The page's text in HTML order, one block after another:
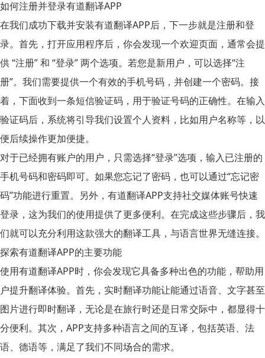
如何注册并登录有道翻译APP
在我们成功下载并安装有道翻译APP后，下一步就是注册和登
录。首先，打开应用程序后，你会发现一个欢迎页面，通常会提
供 “注册” 和 “登录” 两个选项。若您是新用户，可以选择“注
册”。我们需要提供一个有效的手机号码 ，并创建一个密码。接
着，下面收到一条短信验证码，用于验证号码的正确性。在输入
验证码后，系统将引导我们设置个人资料，比如用户名称等，以
便后续操作更加便捷。
对于已经拥有账户的用户，只需选择“登录”选项，输入已注册的
手机号码和密码即可。如果您忘记了密码，也可以通过“忘记密
码”功能进行重置。另外，有道翻译APP支持社交媒体账号快速
登录，这为我们的使用提供了更多便利。在完成这些步骤后，我
们就可以充分利用这款强大的翻译工具，与语言世界无缝连接。
探索有道翻译APP的主要功能
使用有道翻译APP时，你会发现它具备多种出色的功能，帮助用
户提升翻译体验。首先， 实时翻译功能让能通过语音、文字甚至
图片进行即时翻译，无论是在旅行时还是日常交际中，都显得十
分便利。其次，APP支持多种语言之间的互译，包括英语、法
语、德语等，满足了我们不同场合的需求。